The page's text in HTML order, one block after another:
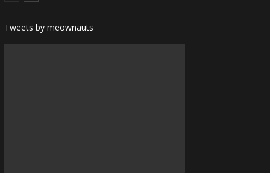
Tweets by meownauts